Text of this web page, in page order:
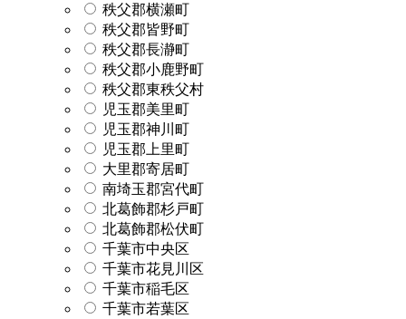
秩父郡横瀬町
秩父郡皆野町
秩父郡長瀞町
秩父郡小鹿野町
秩父郡東秩父村
児玉郡美里町
児玉郡神川町
児玉郡上里町
大里郡寄居町
南埼玉郡宮代町
北葛飾郡杉戸町
北葛飾郡松伏町
千葉市中央区
千葉市花見川区
千葉市稲毛区
千葉市若葉区